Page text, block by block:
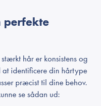
perfekte
hår er konsistens og
identificere din hårtype
præcist til dine behov.
se sådan ud: